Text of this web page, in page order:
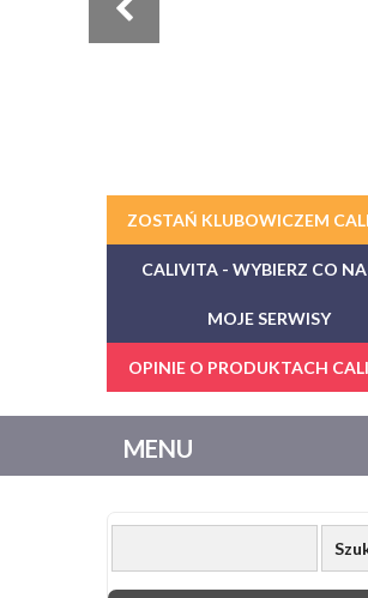
ZOSTAŃ KLUBOWICZEM
CALIVITA - WYBIERZ CO
MOJE SERWISY
OPINIE O PRODUKTACH